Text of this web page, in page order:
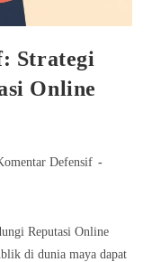
Strategi
Online
Defensif
Reputasi Online
di dunia maya dapat